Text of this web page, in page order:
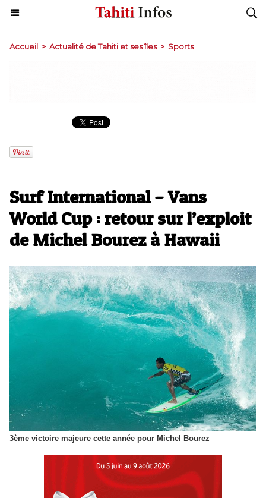
Accueil > Actualité de Tahiti et ses îles > Sports
Surf International – Vans
World Cup : retour sur l’exploit
de Michel Bourez à Hawaii
3ème victoire majeure cette année pour Michel Bourez